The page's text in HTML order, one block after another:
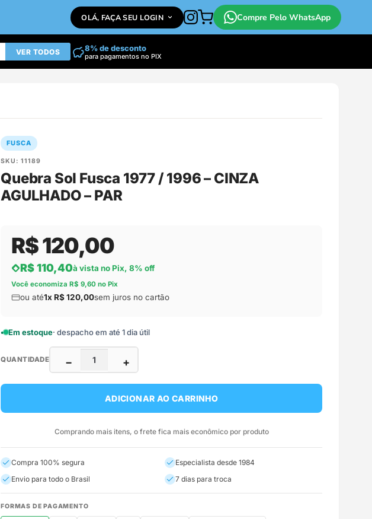
OLÁ, FAÇA SEU LOGIN Compre Pelo WhatsApp
VER TODOS 8% de desconto
para pagamentos no PIX
FUSCA
SKU: 11189
Quebra Sol Fusca 1977 / 1996 – CINZA
AGULHADO – PAR
R$ 120,00
R$ 110,40à vista no Pix, 8% off
Você economiza R$ 9,60 no Pix
ou até1x R$ 120,00sem juros no cartão
Em estoque· despacho em até 1 dia útil
QUANTIDADE − +
ADICIONAR AO CARRINHO
Comprando mais itens, o frete fica mais econômico por produto
Compra 100% segura
Especialista desde 1984
Envio para todo o Brasil
7 dias para troca
FORMAS DE PAGAMENTO